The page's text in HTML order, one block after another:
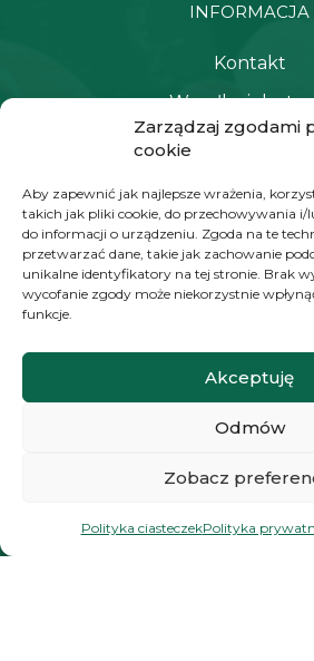
Zarządzaj zgodami
cookie
Aby zapewnić jak najlepsze wrażenia,
takich jak pliki cookie, do przechowywania
do informacji o urządzeniu. Zgoda na te
przetwarzać dane, takie jak zachowanie
unikalne identyfikatory na tej stronie. Brak
wycofanie zgody może niekorzystnie
funkcje.
Akceptuję
Odmów
Zobacz
Polityka ciasteczekPolityka
INFORMACJA
Kontakt
Wysyłka i
Polityka prywatności i
NAWIGACJA
Moje konto
Moje zamówienia